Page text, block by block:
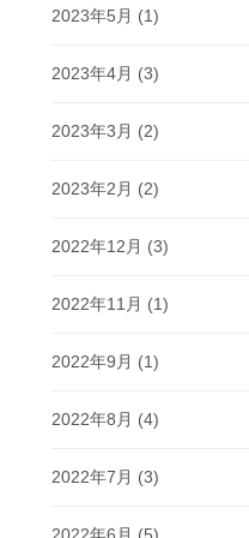
2023年5月 (1)
2023年4月 (3)
2023年3月 (2)
2023年2月 (2)
2022年12月 (3)
2022年11月 (1)
2022年9月 (1)
2022年8月 (4)
2022年7月 (3)